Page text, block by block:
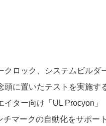
クロック、システムビルダ
頭に置いたテストを実施す
ター向け「UL Procyon」
チマークの自動化をサポー